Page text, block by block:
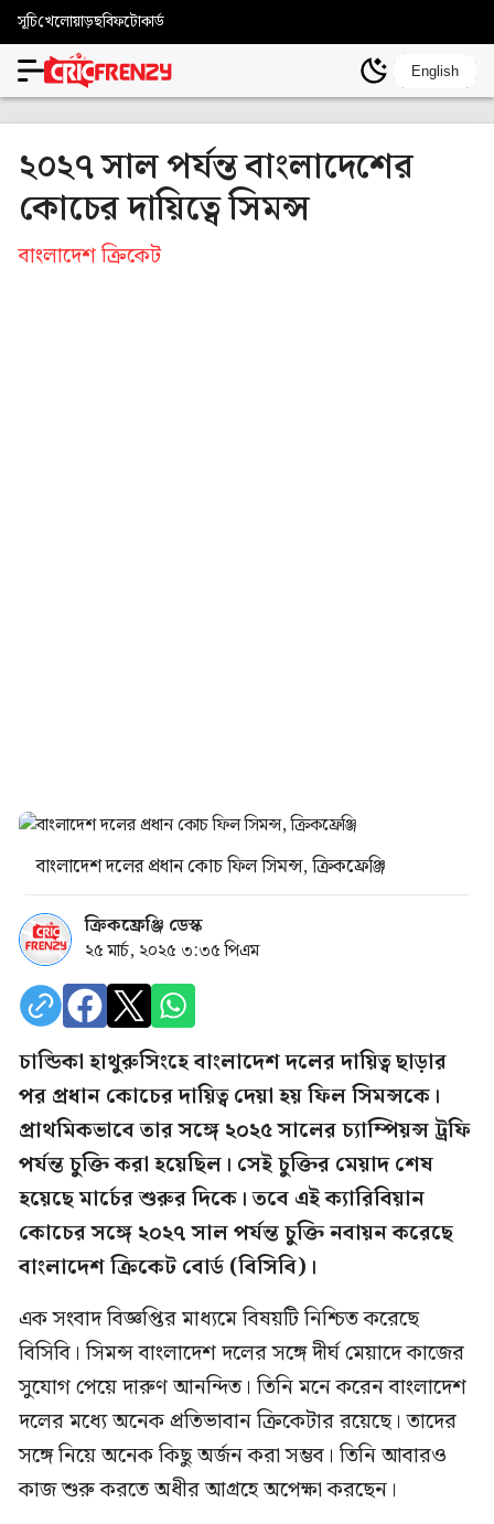
সূচিখেলোয়াড়ছবিফটোকার্ড
English
২০২৭ সাল পর্যন্ত বাংলাদেশের
কোচের দায়িত্বে সিমন্স
বাংলাদেশ ক্রিকেট
বাংলাদেশ দলের প্রধান কোচ ফিল সিমন্স, ক্রিকফ্রেঞ্জি
ক্রিকফ্রেঞ্জি ডেস্ক
২৫ মার্চ, ২০২৫ ৩:৩৫ পিএম
চান্ডিকা হাথুরুসিংহে বাংলাদেশ দলের দায়িত্ব ছাড়ার
পর প্রধান কোচের দায়িত্ব দেয়া হয় ফিল সিমন্সকে।
প্রাথমিকভাবে তার সঙ্গে ২০২৫ সালের চ্যাম্পিয়ন্স ট্রফি
পর্যন্ত চুক্তি করা হয়েছিল। সেই চুক্তির মেয়াদ শেষ
হয়েছে মার্চের শুরুর দিকে। তবে এই ক্যারিবিয়ান
কোচের সঙ্গে ২০২৭ সাল পর্যন্ত চুক্তি নবায়ন করেছে
বাংলাদেশ ক্রিকেট বোর্ড (বিসিবি)।
এক সংবাদ বিজ্ঞপ্তির মাধ্যমে বিষয়টি নিশ্চিত করেছে
বিসিবি। সিমন্স বাংলাদেশ দলের সঙ্গে দীর্ঘ মেয়াদে কাজের
সুযোগ পেয়ে দারুণ আনন্দিত। তিনি মনে করেন বাংলাদেশ
দলের মধ্যে অনেক প্রতিভাবান ক্রিকেটার রয়েছে। তাদের
সঙ্গে নিয়ে অনেক কিছু অর্জন করা সম্ভব। তিনি আবারও
কাজ শুরু করতে অধীর আগ্রহে অপেক্ষা করছেন।